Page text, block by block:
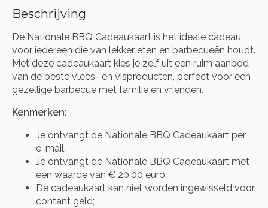
Beschrijving
De Nationale BBQ Cadeaukaart is het ideale cadeau
voor iedereen die van lekker eten en barbecueën houdt.
Met deze cadeaukaart kies je zelf uit een ruim aanbod
van de beste vlees- en visproducten, perfect voor een
gezellige barbecue met familie en vrienden.
Kenmerken:
Je ontvangt de Nationale BBQ Cadeaukaart per
e-mail.
Je ontvangt de Nationale BBQ Cadeaukaart met
een waarde van € 20,00 euro;
De cadeaukaart kan niet worden ingewisseld voor
contant geld;